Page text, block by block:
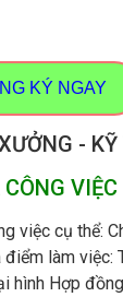
KÝ NGAY
-
VIỆC
việc cụ thể:
làm việc:
hình Hợp